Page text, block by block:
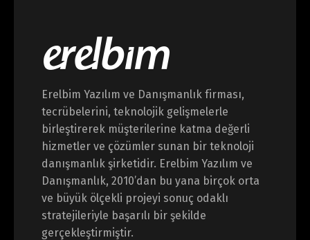
Erelbim Yazılım ve Danışmanlık firması,
tecrübelerini, teknolojik gelişmelerle
birleştirerek müşterilerine katma değerli
hizmetler ve çözümler sunan bir teknoloji
danışmanlık şirketidir. Erelbim Yazılım ve
Danışmanlık, 2010’dan bu yana birçok orta
ve büyük ölçekli projeyi sonuç odaklı
stratejileriyle başarılı bir şekilde
gerçekleştirmiştir.